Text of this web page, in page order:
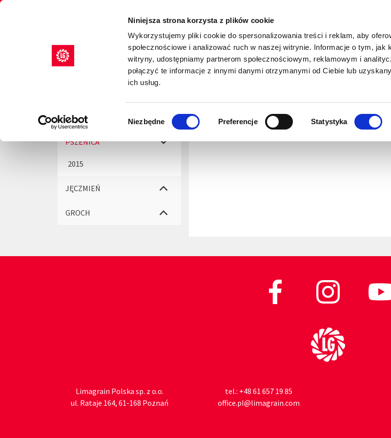
Niniejsza strona korzysta z plików cookie
Wykorzystujemy pliki cookie do spersonalizowania treści i reklam, aby
społecznościowe i analizować ruch w naszej witrynie. Informacje o tym, jak
witryny, udostępniamy partnerom społecznościowym, reklamowym i
połączyć te informacje z innymi danymi otrzymanymi od Ciebie lub
ich usług.
zgody
Niezbędne Preferencje Statystyka
Limagrain europejski lider w produkcji materiału siewnego
NASIONA AGRILITY NASZE PROJEKTY PROMOCJE
WYNIKI BADAŃ
Skorzystaj z nawigacji widocznej po lewej stronie i
RZEPAK
PSZENICA
2015
JĘCZMIEŃ
GROCH
Limagrain Polska sp. z o.o.
ul. Rataje 164, 61-168 Poznań
tel.: +48 61 657 19 85
office.pl@limagrain.com